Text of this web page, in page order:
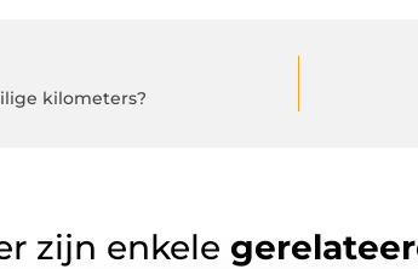
kilometers?
zijn enkele